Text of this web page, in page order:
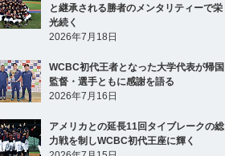
と継承される勝者のメンタリティーで栄
光続く
2026年7月18日
WCBC初代王者となった大学代表が帰国
監督・選手ともに感謝を語る
2026年7月16日
アメリカとの延長11回タイブレークの総
力戦を制しWCBC初代王座に輝く